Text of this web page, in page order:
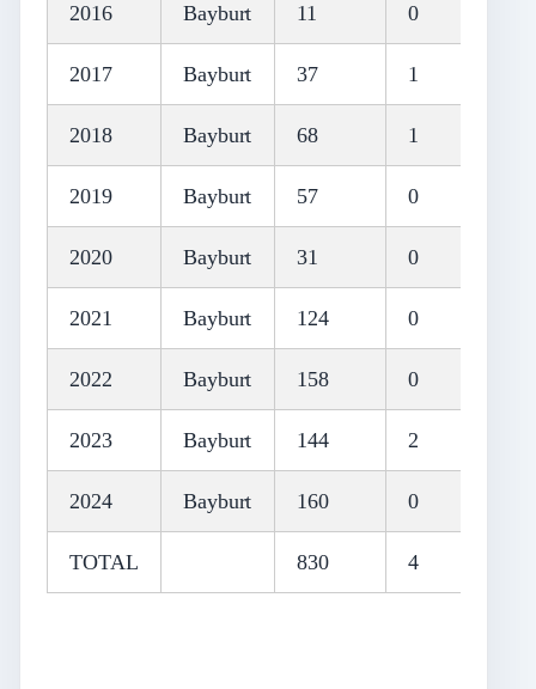
2016 Bayburt 11 0
2017 Bayburt 37 1
2018 Bayburt 68 1
2019 Bayburt 57 0
2020 Bayburt 31 0
2021 Bayburt 124 0
2022 Bayburt 158 0
2023 Bayburt 144 2
2024 Bayburt 160 0
TOTAL 830 4